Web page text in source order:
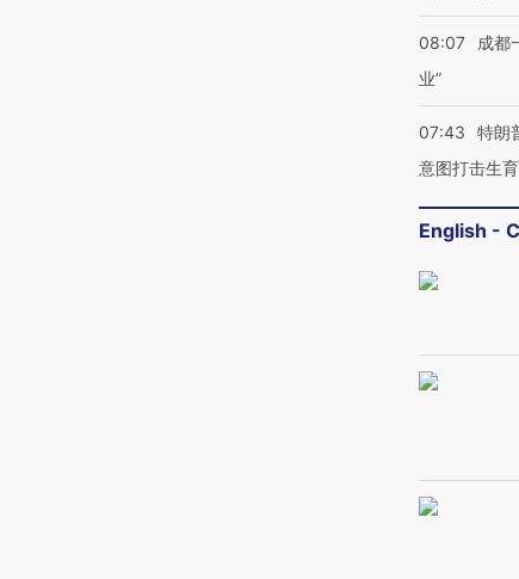
08:07
成都
业”
07:43
特朗
意图打击生
English -